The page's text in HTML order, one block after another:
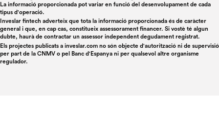
La informació proporcionada pot variar en funció del desenvolupament de cada
tipus d'operació.
Inveslar fintech adverteix que tota la informació proporcionada és de caràcter
general i que, en cap cas, constitueix assessorament financer. Si vostè té algun
dubte, haurà de contractar un assessor independent degudament registrat.
Els projectes publicats a inveslar.com no són objecte d'autorització ni de supervisió
per part de la CNMV o pel Banc d'Espanya ni per qualsevol altre organisme
regulador.